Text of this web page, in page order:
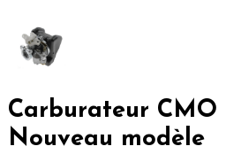
Carburateur CMO
Nouveau modèle